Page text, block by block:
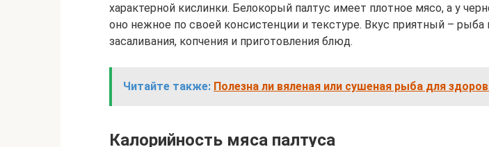
характерной кислинки. Белокорый палтус имеет плотное мясо, а у
оно нежное по своей консистенции и текстуре. Вкус приятный – рыба
засаливания, копчения и приготовления блюд.
Читайте также: Полезна ли вяленая или сушеная рыба для
Калорийность мяса палтуса